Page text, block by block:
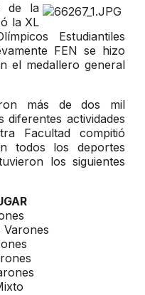
de la
la XL
Estudiantiles
FEN se hizo
el medallero general
más de dos mil
diferentes actividades
Facultad compitió
todos los deportes
los siguientes
Varones